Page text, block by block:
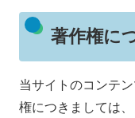
著作権に
当サイトのコンテ
権につきましては